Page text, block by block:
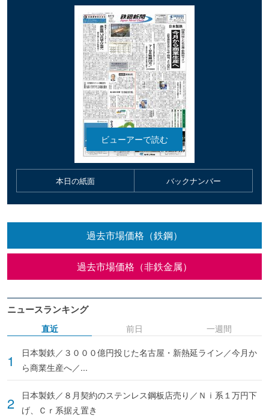
本日の紙面 バックナンバー
過去市場価格（鉄鋼）
過去市場価格（非鉄金属）
ニュースランキング
直近
日本製鉄／３０００億円投じた名古屋・新熱延ライン／今月か
ら商業生産へ／...
日本製鉄／８月契約のステンレス鋼板店売り／Ｎｉ系１万円下
げ、Ｃｒ系据え置き
前日 一週間